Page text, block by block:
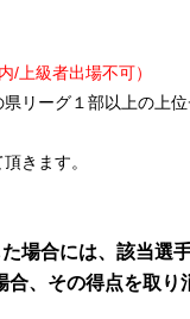
/上級者出場不可）
リーグ１部以上の上
きます。
場合には、該当選
、その得点を取り